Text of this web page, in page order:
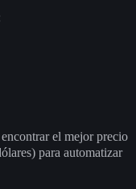
el mejor precio
para automatizar